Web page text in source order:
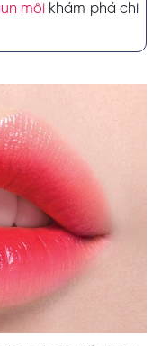
môi khám phá chi